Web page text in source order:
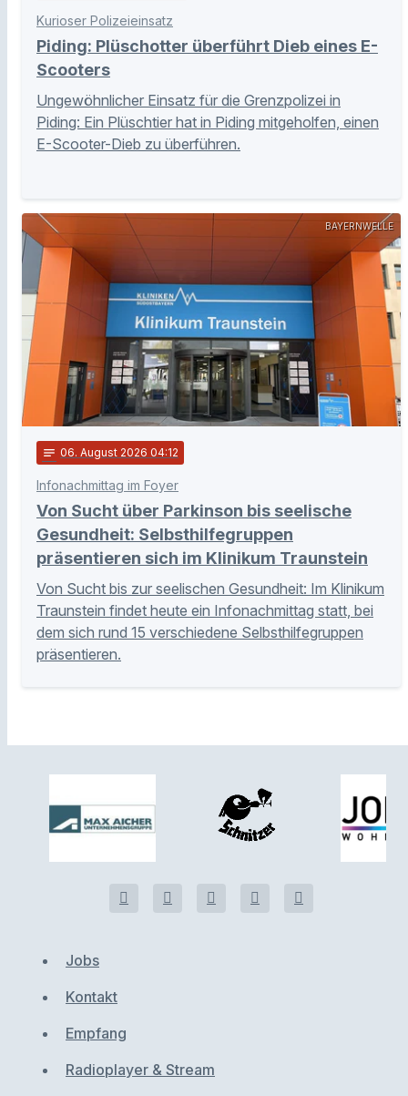
Kurioser Polizeieinsatz
Piding: Plüschotter überführt Dieb eines E-
Scooters
Ungewöhnlicher Einsatz für die Grenzpolizei in
Piding: Ein Plüschtier hat in Piding mitgeholfen, einen
E-Scooter-Dieb zu überführen.
BAYERNWELLE
notes 06. August 2026 04:12
Infonachmittag im Foyer
Von Sucht über Parkinson bis seelische
Gesundheit: Selbsthilfegruppen
präsentieren sich im Klinikum Traunstein
Von Sucht bis zur seelischen Gesundheit: Im Klinikum
Traunstein findet heute ein Infonachmittag statt, bei
dem sich rund 15 verschiedene Selbsthilfegruppen
präsentieren.
Jobs
Kontakt
Empfang
Radioplayer & Stream